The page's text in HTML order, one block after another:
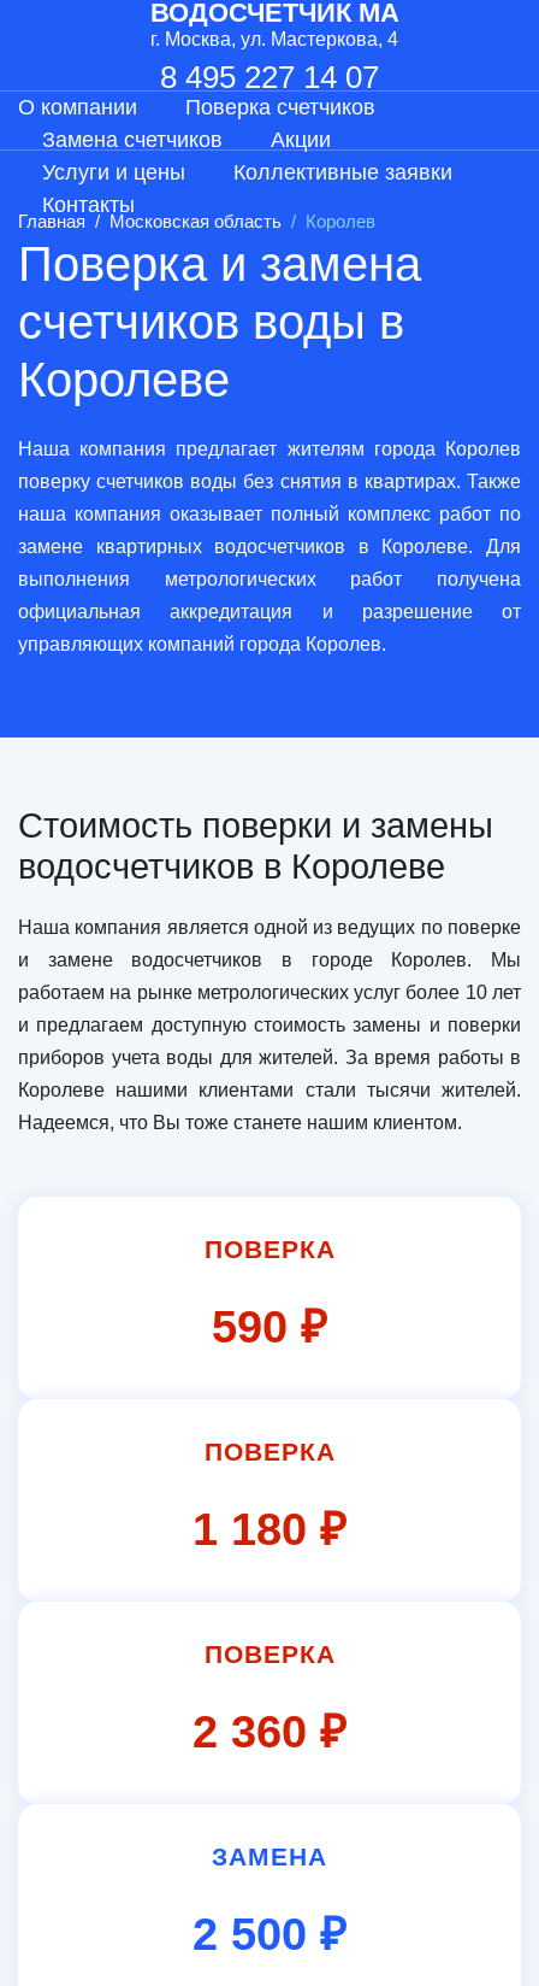
ВОДОСЧЕТЧИК МА
г. Москва, ул. Мастеркова, 4
8 495 227 14 07
О компании
Поверка счетчиков
Замена счетчиков
Акции
Услуги и цены
Коллективные заявки
Контакты
Главная Московская область Королев
Поверка и замена
счетчиков воды в
Королеве
Наша компания предлагает жителям города Королев
поверку счетчиков воды без снятия в квартирах. Также
наша компания оказывает полный комплекс работ по
замене квартирных водосчетчиков в Королеве. Для
выполнения метрологических работ получена
официальная аккредитация и разрешение от
управляющих компаний города Королев.
Стоимость поверки и замены
водосчетчиков в Королеве
Наша компания является одной из ведущих по поверке
и замене водосчетчиков в городе Королев. Мы
работаем на рынке метрологических услуг более 10 лет
и предлагаем доступную стоимость замены и поверки
приборов учета воды для жителей. За время работы в
Королеве нашими клиентами стали тысячи жителей.
Надеемся, что Вы тоже станете нашим клиентом.
ПОВЕРКА
590 ₽
ПОВЕРКА
1 180 ₽
ПОВЕРКА
2 360 ₽
ЗАМЕНА
2 500 ₽